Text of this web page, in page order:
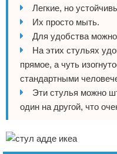
Легкие, но
Их просто мыть.
Для удобства можно
На этих стульях
прямое, а чуть
стандартными
Эти стулья можно
один на другой, что